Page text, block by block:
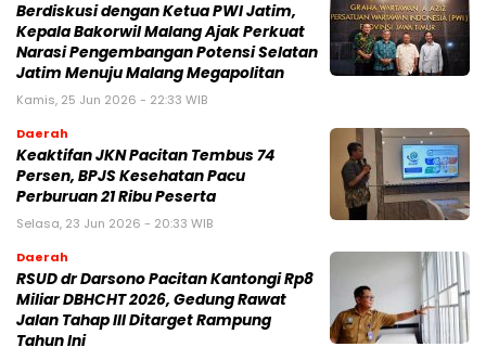
Berdiskusi dengan Ketua PWI Jatim,
Kepala Bakorwil Malang Ajak Perkuat
Narasi Pengembangan Potensi Selatan
Jatim Menuju Malang Megapolitan
Kamis, 25 Jun 2026 - 22:33 WIB
Daerah
Keaktifan JKN Pacitan Tembus 74
Persen, BPJS Kesehatan Pacu
Perburuan 21 Ribu Peserta
Selasa, 23 Jun 2026 - 20:33 WIB
Daerah
RSUD dr Darsono Pacitan Kantongi Rp8
Miliar DBHCHT 2026, Gedung Rawat
Jalan Tahap III Ditarget Rampung
Tahun Ini